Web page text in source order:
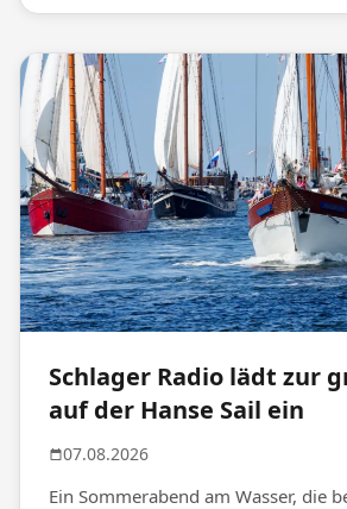
Schlager Radio lädt zur
auf der Hanse Sail ein
07.08.2026
Ein Sommerabend am Wasser, die